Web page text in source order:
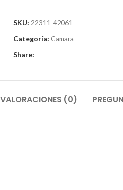
SKU: 22311-42061
Categoría: Camara
Share:
VALORACIONES (0)